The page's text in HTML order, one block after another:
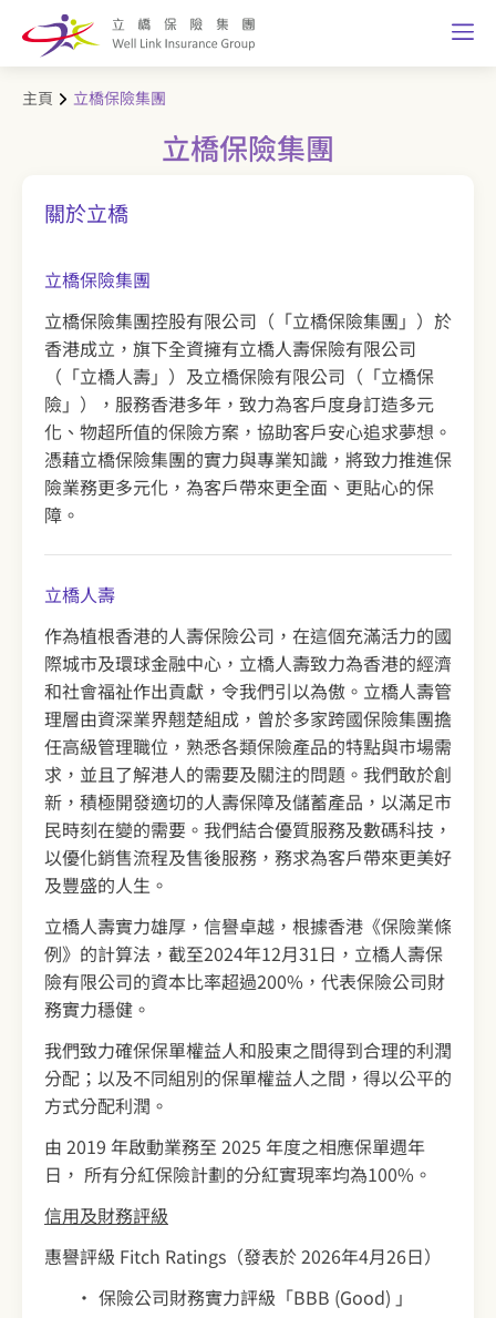
主頁 立橋保險集團
立橋保險集團
關於立橋
立橋保險集團
立橋保險集團控股有限公司（「立橋保險集團」）於
香港成立，旗下全資擁有立橋人壽保險有限公司
（「立橋人壽」）及立橋保險有限公司（「立橋保
險」），服務香港多年，致力為客戶度身訂造多元
化、物超所值的保險方案，協助客戶安心追求夢想。
憑藉立橋保險集團的實力與專業知識，將致力推進保
險業務更多元化，為客戶帶來更全面、更貼心的保
障。
立橋人壽
作為植根香港的人壽保險公司，在這個充滿活力的國
際城市及環球金融中心，立橋人壽致力為香港的經濟
和社會福祉作出貢獻，令我們引以為傲。立橋人壽管
理層由資深業界翹楚組成，曾於多家跨國保險集團擔
任高級管理職位，熟悉各類保險產品的特點與市場需
求，並且了解港人的需要及關注的問題。我們敢於創
新，積極開發適切的人壽保障及儲蓄產品，以滿足市
民時刻在變的需要。我們結合優質服務及數碼科技，
以優化銷售流程及售後服務，務求為客戶帶來更美好
及豐盛的人生。
立橋人壽實力雄厚，信譽卓越，根據香港《保險業條
例》的計算法，截至2024年12月31日，立橋人壽保
險有限公司的資本比率超過200%，代表保險公司財
務實力穩健。
我們致力確保保單權益人和股東之間得到合理的利潤
分配；以及不同組別的保單權益人之間，得以公平的
方式分配利潤。
由 2019 年啟動業務至 2025 年度之相應保單週年
日， 所有分紅保險計劃的分紅實現率均為100%。
信用及財務評級
惠譽評級 Fitch Ratings（發表於 2026年4月26日）
保險公司財務實力評級「BBB (Good) 」